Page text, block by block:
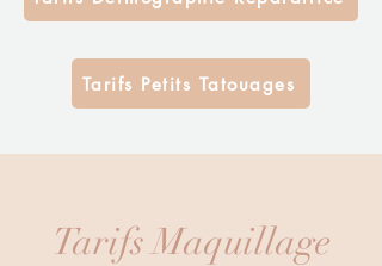
Tarifs Petits Tatouages
Tarifs Maquillage